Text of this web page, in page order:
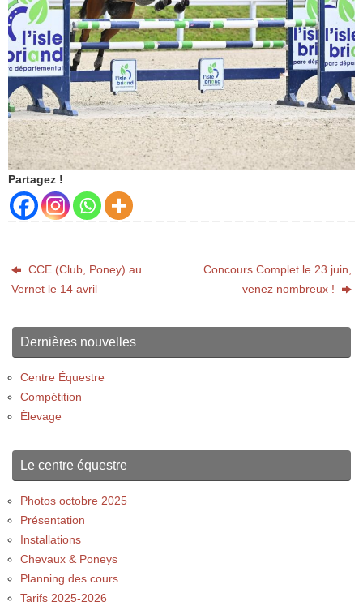
Partagez !
CCE (Club, Poney) au
Vernet le 14 avril
Concours Complet le 23 juin,
venez nombreux !
Dernières nouvelles
Centre Équestre
Compétition
Élevage
Le centre équestre
Photos octobre 2025
Présentation
Installations
Chevaux & Poneys
Planning des cours
Tarifs 2025-2026